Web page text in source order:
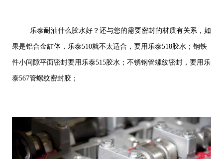
乐泰耐油什么胶水好？还与您的需要密封的材质有关系，如
果是铝合金缸体，乐泰510就不太适合，要用乐泰518胶水；钢铁
件小间隙平面密封要用乐泰515胶水；不锈钢管螺纹密封，要用乐
泰567管螺纹密封胶；